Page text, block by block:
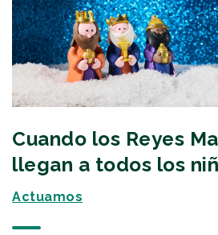
Cuando los Reyes
llegan a todos los
Actuamos